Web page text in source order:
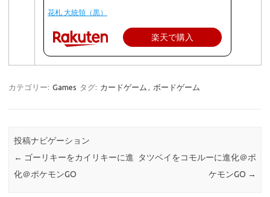
花札 大統領（黒）
楽天で購入
カテゴリー: Games タグ: カードゲーム , ボードゲーム
投稿ナビゲーション
← ゴーリキーをカイリキーに進
化＠ポケモンGO
タツベイをコモルーに進化＠ポ
ケモンGO →